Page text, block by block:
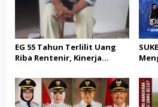
EG 55 Tahun Terlilit Uang
Riba Rentenir, Kinerja
Satreskrim Polresta
Karawang unit krimum
Patut di Pertanyakan
2029